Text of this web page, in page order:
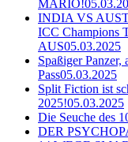
MARIO!
INDIA VS
ICC Champions
AUS05.03.2025
Spaßiger
Pass05.03.2025
Split Fiction ist
2025!05.03.2025
Die Seuche des
DER